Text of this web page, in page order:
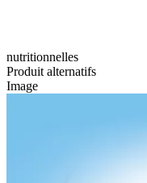
nutritionnelles
Produit alternatifs
Image